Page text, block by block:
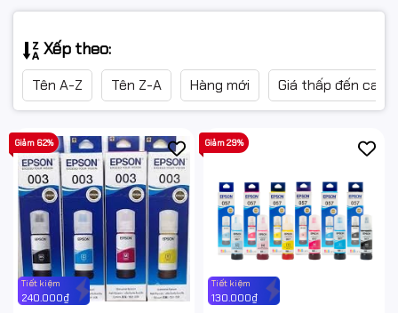
Xếp theo:
Tên A-Z Tên Z-A Hàng mới Giá thấp đến cao
Tiết kiệm
240.000₫
Giảm 62%
Tiết kiệm
130.000₫
Giảm 29%